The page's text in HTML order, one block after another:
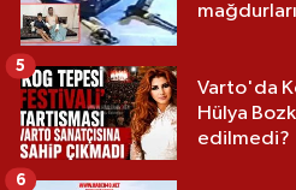
Varto'da
Hülya
edilmedi?
5
6